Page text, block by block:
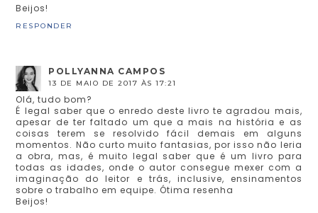
Beijos!
RESPONDER
POLLYANNA CAMPOS
13 DE MAIO DE 2017 ÀS 17:21
Olá, tudo bom?
É legal saber que o enredo deste livro te agradou mais,
apesar de ter faltado um que a mais na história e as
coisas terem se resolvido fácil demais em alguns
momentos. Não curto muito fantasias, por isso não leria
a obra, mas, é muito legal saber que é um livro para
todas as idades, onde o autor consegue mexer com a
imaginação do leitor e trás, inclusive, ensinamentos
sobre o trabalho em equipe. Ótima resenha
Beijos!